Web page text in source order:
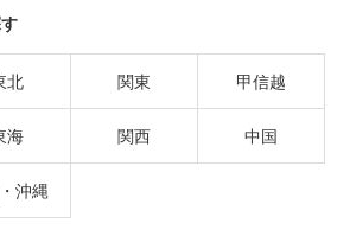
北 関東 甲信越
海 関西 中国
沖縄